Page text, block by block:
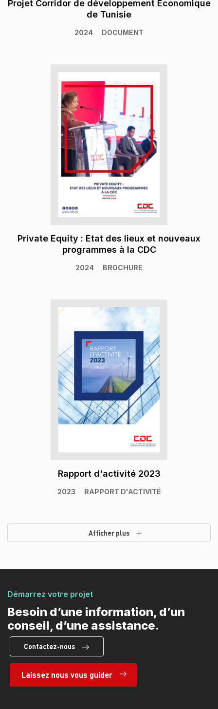
Projet Corridor de développement Economique
de Tunisie
2024 DOCUMENT
Private Equity : Etat des lieux et nouveaux
programmes à la CDC
2024 BROCHURE
Rapport d'activité 2023
2023 RAPPORT D'ACTIVITÉ
Afficher plus
Démarrez votre projet
Besoin d’une information, d’un
conseil, d’une assistance.
Contactez-nous
Laissez nous vous guider